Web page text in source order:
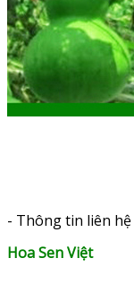
- Thông tin liên hệ
Hoa Sen Việt